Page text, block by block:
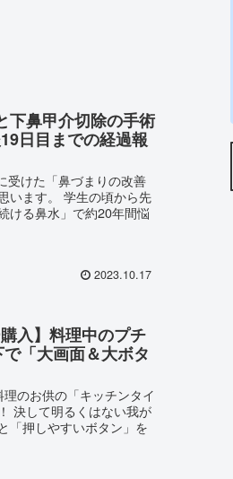
下鼻甲介切除の手術
日目までの経過報
受けた「鼻づまりの改善
います。 学生の頃から先
ける鼻水」で約20年間悩
2023.10.17
入】料理中のプチ
「大画面＆大ボタ
のお供の「キッチンタイ
決して明るくはない我が
「押しやすいボタン」を